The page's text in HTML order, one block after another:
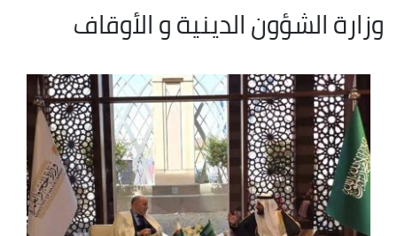
وزارة الشؤون الدينية و الأوقاف